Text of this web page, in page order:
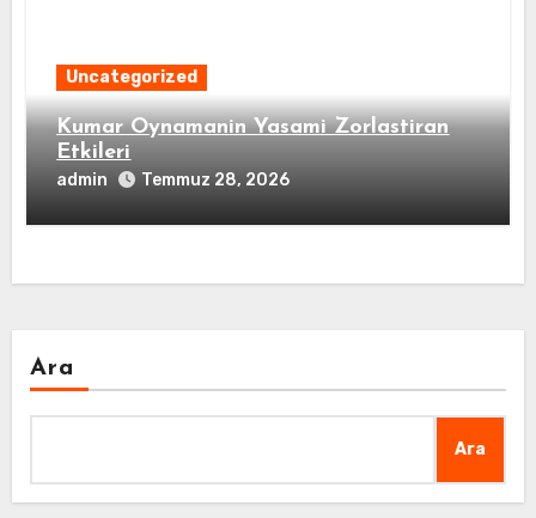
Uncategorized
Kumar Oynamanin Yasami Zorlastiran
Etkileri
admin Temmuz 28, 2026
Ara
Ara